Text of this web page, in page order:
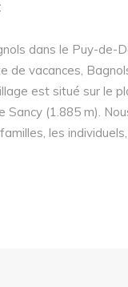
dans le Puy-de-
de vacances,
est situé sur le
Sancy (1.885 m).
les